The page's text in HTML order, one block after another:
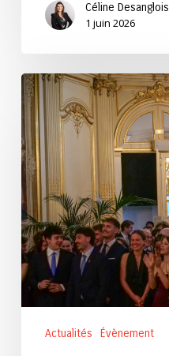
Céline Desanglois
1 juin 2026
Gala
des
Ponts
2026
Actualités Évènement